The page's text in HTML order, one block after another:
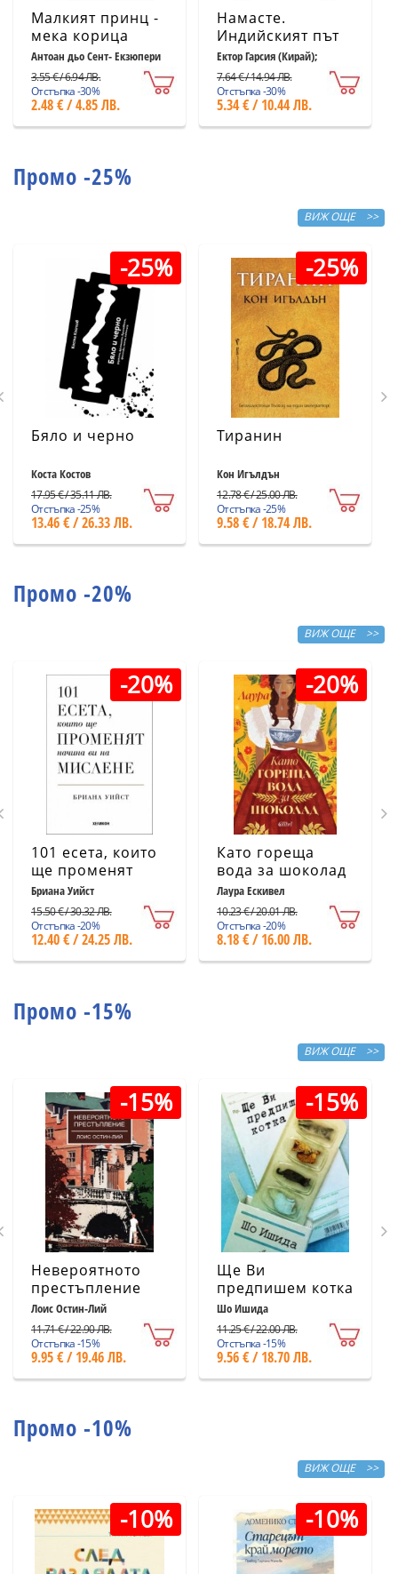
Малкият принц -
мека корица
светлосиня
Антоан дьо Сент- Екзюпери
3.55 € / 6.94 ЛВ.
Отстъпка -30%
2.48 € / 4.85 ЛВ.
Намасте.
Индийският път
към щастието,
удовлетворението
и успеха
Ектор Гарсия (Кирай);
7.64 € / 14.94 ЛВ.
Отстъпка -30%
5.34 € / 10.44 ЛВ.
Промо -25%
ВИЖ ОЩЕ >>
-25%
Бяло и черно
Коста Костов
17.95 € / 35.11 ЛВ.
Отстъпка -25%
13.46 € / 26.33 ЛВ.
-25%
Тиранин
Кон Игълдън
12.78 € / 25.00 ЛВ.
Отстъпка -25%
9.58 € / 18.74 ЛВ.
Промо -20%
ВИЖ ОЩЕ >>
-20%
101 есета, които
ще променят
начина ви на
мислене
Бриана Уийст
15.50 € / 30.32 ЛВ.
Отстъпка -20%
12.40 € / 24.25 ЛВ.
-20%
Като гореща
вода за шоколад
(ново издание)
Лаура Ескивел
10.23 € / 20.01 ЛВ.
Отстъпка -20%
8.18 € / 16.00 ЛВ.
Промо -15%
ВИЖ ОЩЕ >>
-15%
Невероятното
престъпление
Лоис Остин-Лий
11.71 € / 22.90 ЛВ.
Отстъпка -15%
9.95 € / 19.46 ЛВ.
-15%
Ще Ви
предпишем котка
Шо Ишида
11.25 € / 22.00 ЛВ.
Отстъпка -15%
9.56 € / 18.70 ЛВ.
Промо -10%
ВИЖ ОЩЕ >>
-10% -10%